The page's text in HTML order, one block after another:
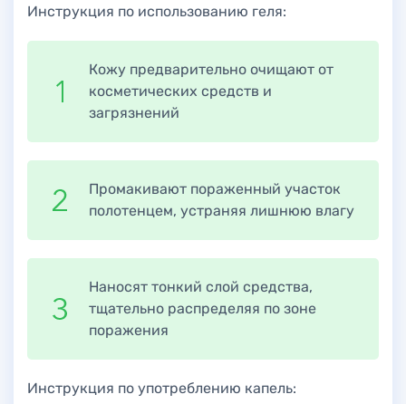
Инструкция по использованию геля:
Кожу предварительно очищают от
косметических средств и
загрязнений
Промакивают пораженный участок
полотенцем, устраняя лишнюю влагу
Наносят тонкий слой средства,
тщательно распределяя по зоне
поражения
Инструкция по употреблению капель: